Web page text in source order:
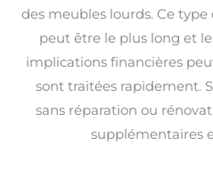
des meubles lourds. Ce
peut être le plus long et
implications financières
sont traitées rapidement.
sans réparation ou
supplémentaires